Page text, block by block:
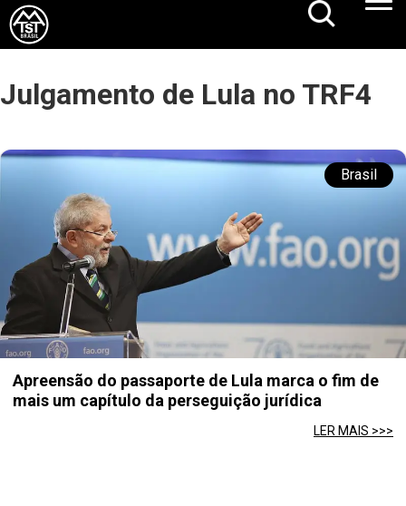
Julgamento de Lula no TRF4
Brasil
Apreensão do passaporte de Lula marca o fim de
mais um capítulo da perseguição jurídica
LER MAIS >>>